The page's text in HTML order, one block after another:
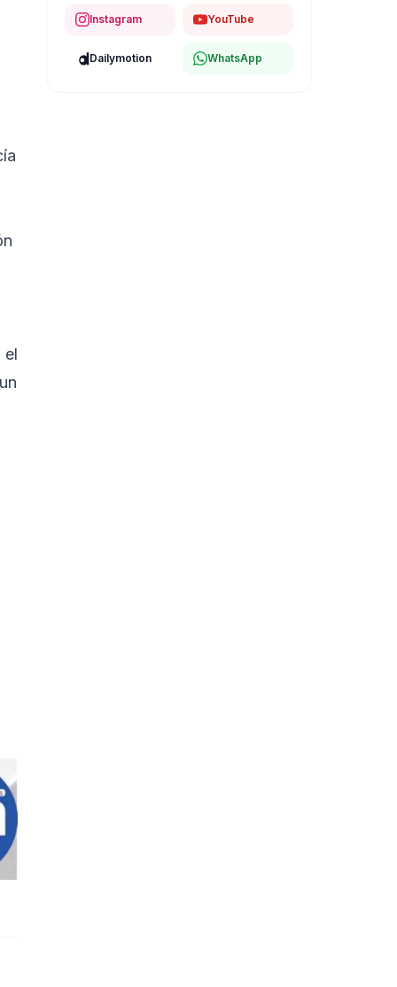
el
Instagram YouTube
Dailymotion WhatsApp